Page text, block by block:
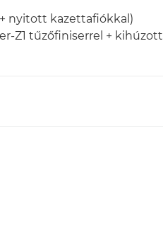
nyitott kazettafiókkal)
Z1 tűzőfiniserrel + kihúzott